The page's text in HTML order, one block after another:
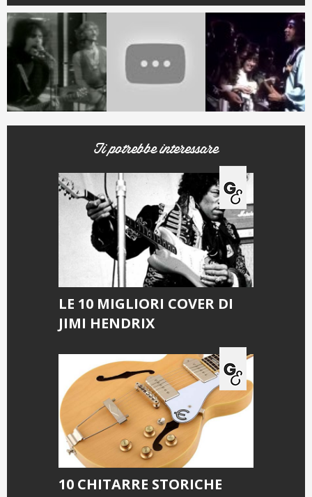
Ti potrebbe interessare
LE 10 MIGLIORI COVER DI
JIMI HENDRIX
10 CHITARRE STORICHE